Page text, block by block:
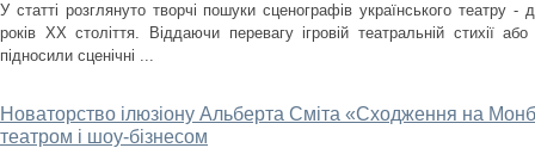
У статті розглянуто творчі пошуки сценографів українського театру
років ХХ століття. Віддаючи перевагу ігровій театральній стихії
підносили сценічні ...
Новаторство ілюзіону Альберта Сміта «Сходження на
театром і шоу-бізнесом